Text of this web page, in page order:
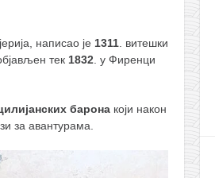
написао је 1311 . витешки
тек 1832 . у Фиренци
барона који након
за авантурама.